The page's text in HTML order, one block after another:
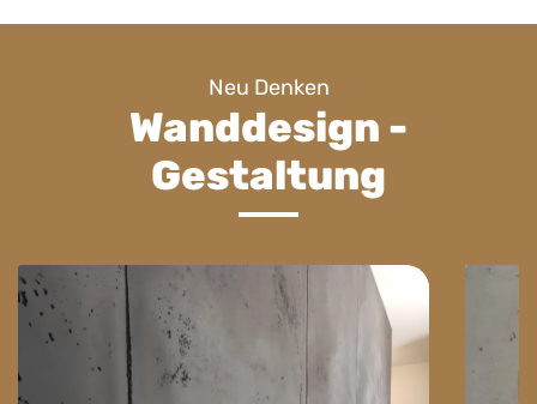
Neu Denken
Wanddesign -
Gestaltung